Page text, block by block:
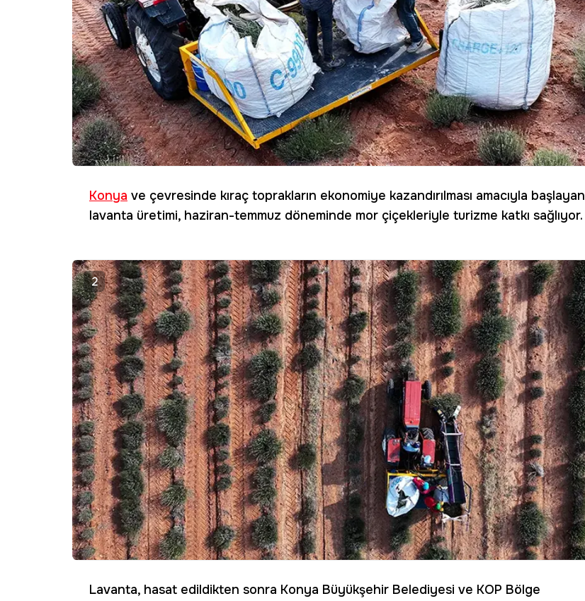
Konya ve çevresinde kıraç toprakların ekonomiye kazandırılması amacıyla başlayan
lavanta üretimi, haziran-temmuz döneminde mor çiçekleriyle turizme katkı sağlıyor.
2
Lavanta, hasat edildikten sonra Konya Büyükşehir Belediyesi ve KOP Bölge